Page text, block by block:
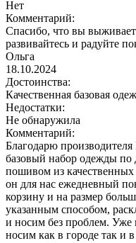
Нет
Комментарий:
Спасибо, что вы
развивайтесь и радуйте
Ольга
18.10.2024
Достоинства:
Качественная базовая
Недостатки:
Не обнаружила
Комментарий:
Благодарю
базовый набор одежды
пошивом из
он для нас ежедневный
корзину и на размер
указанным способом,
и носим без проблем. Уже
носим как в городе так и